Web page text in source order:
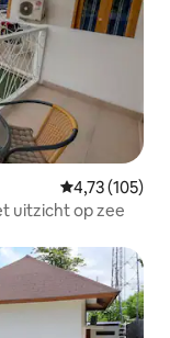
Gemiddelde
4,73 (105)
uitzicht op zee